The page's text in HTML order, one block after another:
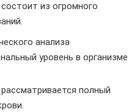
из огромного
анализа
уровень в организме
полный